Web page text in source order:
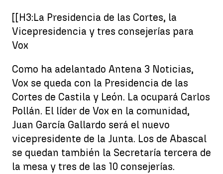
[[H3:La Presidencia de las Cortes, la
Vicepresidencia y tres consejerías para
Vox
Como ha adelantado Antena 3 Noticias,
Vox se queda con la Presidencia de las
Cortes de Castila y León. La ocupará Carlos
Pollán. El líder de Vox en la comunidad,
Juan García Gallardo será el nuevo
vicepresidente de la Junta. Los de Abascal
se quedan también la Secretaría tercera de
la mesa y tres de las 10 consejerías.